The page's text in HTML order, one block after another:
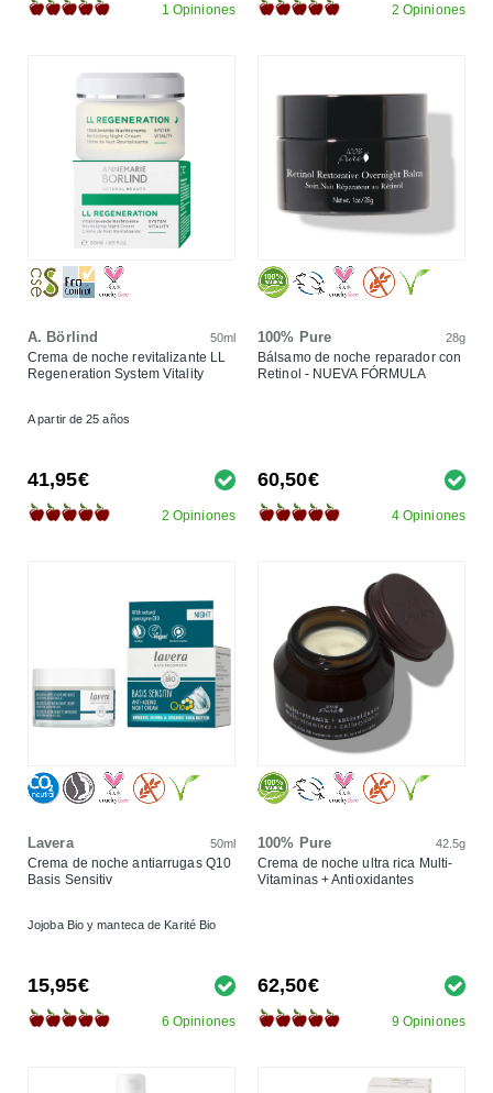
1 Opiniones 2 Opiniones
A. Börlind 50ml
Crema de noche revitalizante LL
Regeneration System Vitality
A partir de 25 años
41,95€
2 Opiniones
100% Pure 28g
Bálsamo de noche reparador con
Retinol - NUEVA FÓRMULA
60,50€
4 Opiniones
Lavera 50ml
Crema de noche antiarrugas Q10
Basis Sensitiv
Jojoba Bio y manteca de Karité Bio
15,95€
6 Opiniones
100% Pure 42.5g
Crema de noche ultra rica Multi-
Vitaminas + Antioxidantes
62,50€
9 Opiniones